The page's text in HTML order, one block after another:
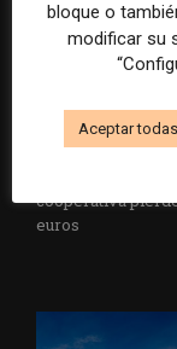
La Marea cierra
cooperativa
euros
bloque o
modificar su
Aceptar todas